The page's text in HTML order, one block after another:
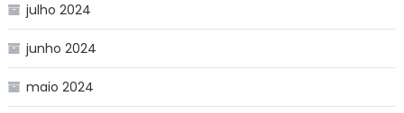
julho 2024
junho 2024
maio 2024